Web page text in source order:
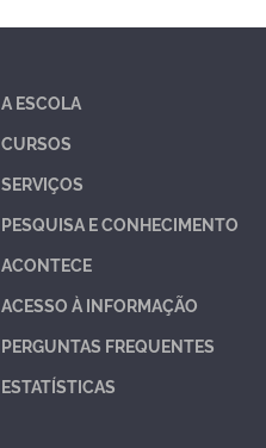
A ESCOLA
CURSOS
SERVIÇOS
PESQUISA E CONHECIMENTO
ACONTECE
ACESSO À INFORMAÇÃO
PERGUNTAS FREQUENTES
ESTATÍSTICAS